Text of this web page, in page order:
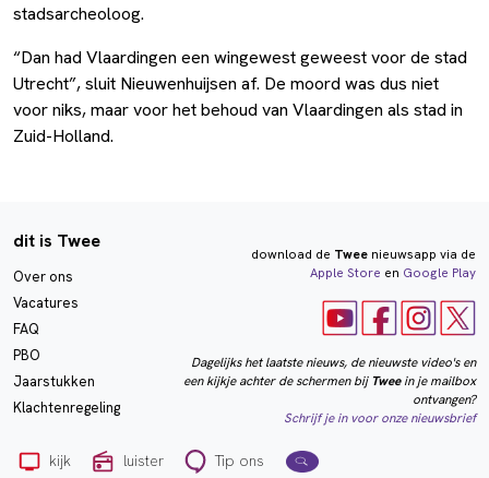
stadsarcheoloog.
“Dan had Vlaardingen een wingewest geweest voor de stad
Utrecht”, sluit Nieuwenhuijsen af. De moord was dus niet
voor niks, maar voor het behoud van Vlaardingen als stad in
Zuid-Holland.
dit is Twee
Over ons
Vacatures
FAQ
PBO
Jaarstukken
Klachtenregeling
download de Tweenieuwsapp via de
Apple Store en Google Play
Dagelijks het laatste nieuws, de nieuwste video's en
een kijkje achter de schermen bij Tweein je mailbox
ontvangen?
Schrijf je in voor onze nieuwsbrief
kijk luister Tip ons